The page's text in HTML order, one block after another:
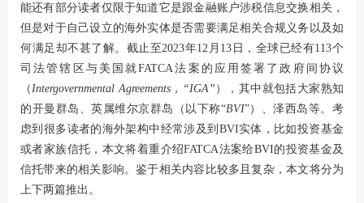
能还有部分读者仅限于知道它是跟金融账户涉税信息交换相关，
但是对于自己设立的海外实体是否需要满足相关合规义务以及如
何满足却不甚了解。截止至2023年12月13日，全球已经有113个
司法管辖区与美国就FATCA法案的应用签署了政府间协议
（ Intergovernmental Agreements，“IGA” ），其中就包括大家熟知
的开曼群岛、英属维尔京群岛（以下称“BVI”）、泽西岛等。考
虑到很多读者的海外架构中经常涉及到BVI实体，比如投资基金
或者家族信托，本文将着重介绍FATCA法案给BVI的投资基金及
信托带来的相关影响。鉴于相关内容比较多且复杂，本文将分为
上下两篇推出。